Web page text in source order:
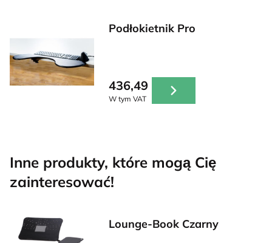
Podłokietnik Pro
436,49
W tym VAT
Inne produkty, które mogą Cię
zainteresować!
Lounge-Book Czarny